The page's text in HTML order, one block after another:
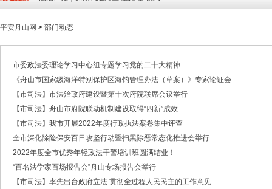
·2025年度市委政法委员会第一次全体（扩大）会议召开
·中共舟山市委政法委员会招聘公告
·中共舟山市委政法委员会招聘公告
·市委政法工作会议召开 梁雪冬讲话
·中共浙江省委常委、政法委书记王成国致全省政法干警的新春贺词
·市委政法委机关召开年度考核会
·梁雪冬带队开展春节前安全督导检查工作
·法治日报｜探索构建海上“融治理”模式
·中共舟山市委政法委员会招聘公告
·抽奖赢福袋｜2024我与平安舟山的温暖点滴
平安舟山网 > 部门动态
市委政法委理论学习中心组专题学习党的二十大精神
《舟山市国家级海洋特别保护区海钓管理办法（草案）》专家论证会
【市司法】市法治政府建设暨第十次府院联席会议举行
【市司法】舟山市府院联动机制建设取得“四新”成效
【市司法】我市开展2022年度行政执法案卷集中评查
全市深化除险保安百日攻坚行动暨扫黑除恶常态化推进会举行
2022年度全市优秀年轻政法干警培训班圆满结业！
“百名法学家百场报告会”舟山专场报告会举行
【市司法】率先出台政府立法 贯彻全过程人民民主的工作意见